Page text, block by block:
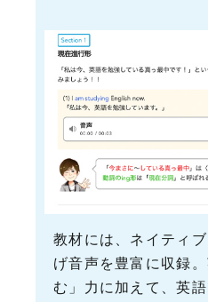
教材には、ネイティ
げ音声を豊富に収録
む」力に加えて、英